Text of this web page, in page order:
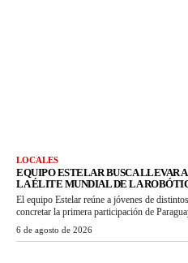
LOCALES
EQUIPO ESTELAR BUSCA LLEVAR
LA ÉLITE MUNDIAL DE LA
El equipo Estelar reúne a jóvenes de
concretar la primera participación de
6 de agosto de 2026